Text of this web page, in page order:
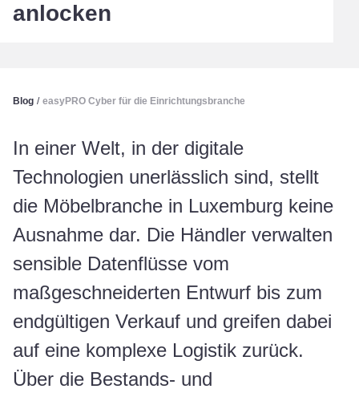
anlocken
Blog / easyPRO Cyber für die Einrichtungsbranche
In einer Welt, in der digitale
Technologien unerlässlich sind, stellt
die Möbelbranche in Luxemburg keine
Ausnahme dar. Die Händler verwalten
sensible Datenflüsse vom
maßgeschneiderten Entwurf bis zum
endgültigen Verkauf und greifen dabei
auf eine komplexe Logistik zurück.
Über die Bestands- und